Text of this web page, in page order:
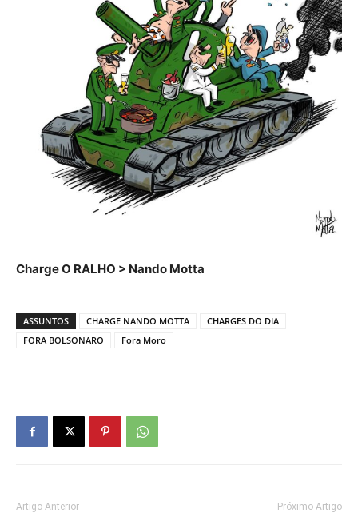
Charge O RALHO > Nando Motta
ASSUNTOS CHARGE NANDO MOTTA
CHARGES DO DIA
FORA BOLSONARO
Fora Moro
Artigo Anterior Próximo Artigo